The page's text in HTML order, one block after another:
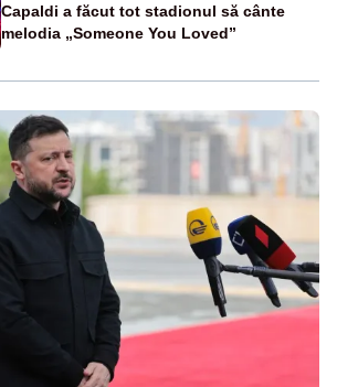
Capaldi a făcut tot stadionul să cânte
melodia „Someone You Loved”